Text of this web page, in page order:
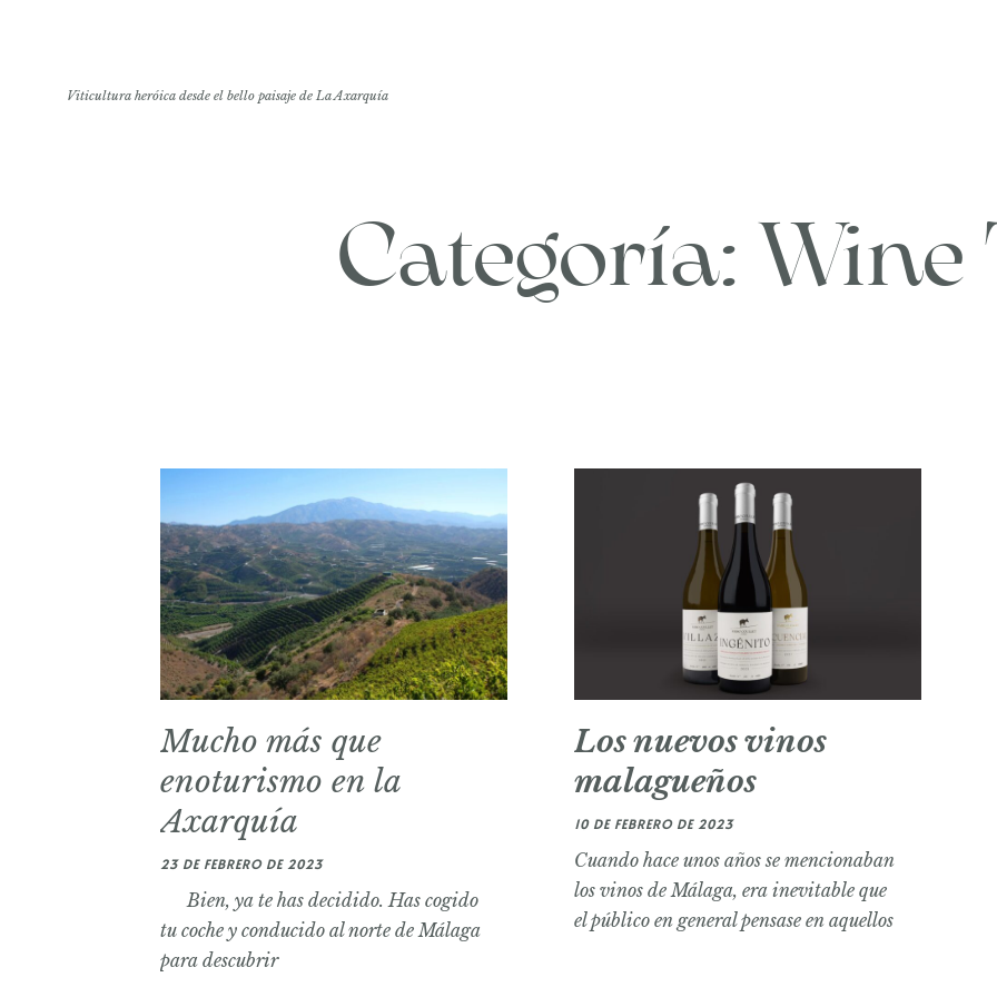
Viticultura heróica desde el bello paisaje de La Axarquía
Categoría: Wine
Mucho más que
enoturismo en la
Axarquía
23 DE FEBRERO DE 2023
Bien, ya te has decidido. Has cogido
tu coche y conducido al norte de Málaga
para descubrir
Los nuevos vinos
malagueños
10 DE FEBRERO DE 2023
Cuando hace unos años se mencionaban
los vinos de Málaga, era inevitable que
el público en general pensase en aquellos